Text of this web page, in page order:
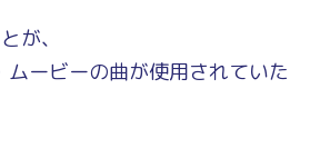
が、
ービーの曲が使用されていた